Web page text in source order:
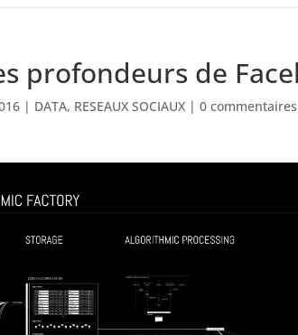
profondeurs de
| DATA, RESEAUX SOCIAUX | 0 commentaires